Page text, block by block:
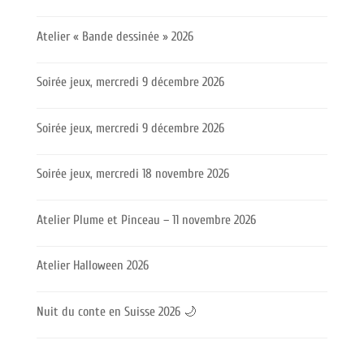
Atelier « Bande dessinée » 2026
Soirée jeux, mercredi 9 décembre 2026
Soirée jeux, mercredi 9 décembre 2026
Soirée jeux, mercredi 18 novembre 2026
Atelier Plume et Pinceau – 11 novembre 2026
Atelier Halloween 2026
Nuit du conte en Suisse 2026 🌙